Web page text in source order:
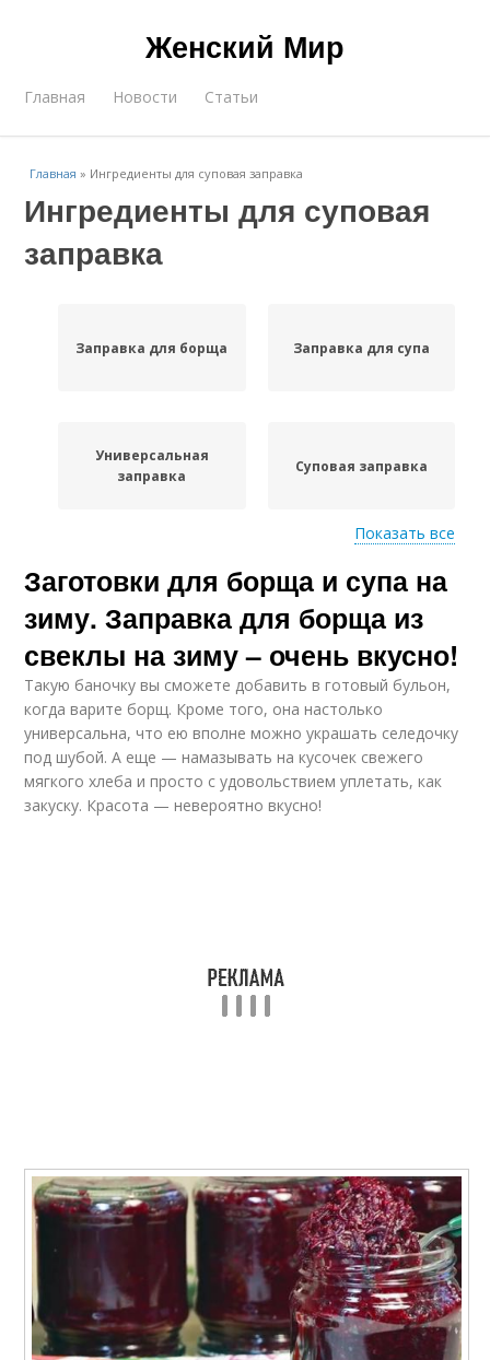
Женский Мир
Главная Новости Статьи
Главная » Ингредиенты для суповая заправка
Ингредиенты для суповая
заправка
Заправка для борща Заправка для супа
Универсальная
заправка
Суповая заправка
Заправка на зиму Вкусная заправка
Заправки для супов Заправка для солянки
Заправка для
Домашние заправки Суповые заправки
Заправки на зиму Заправки для борщей
Показать все
Заготовки для борща и супа на
зиму. Заправка для борща из
свеклы на зиму – очень вкусно!
Такую баночку вы сможете добавить в готовый бульон,
когда варите борщ. Кроме того, она настолько
универсальна, что ею вполне можно украшать селедочку
под шубой. А еще — намазывать на кусочек свежего
мягкого хлеба и просто с удовольствием уплетать, как
закуску. Красота — невероятно вкусно!